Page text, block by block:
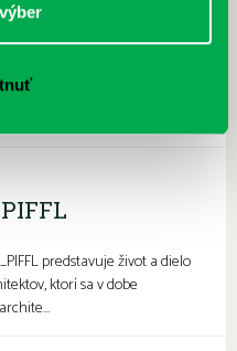
namiešali pestrý letný
nudu. Či už hľadáte zábavu
predstavuje život a dielo
ktorí sa v dobe